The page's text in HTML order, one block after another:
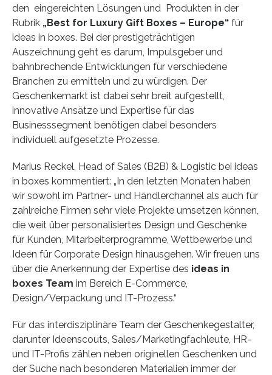
den eingereichten Lösungen und Produkten in der
Rubrik „Best for Luxury Gift Boxes – Europe“ für
ideas in boxes. Bei der prestigeträchtigen
Auszeichnung geht es darum, Impulsgeber und
bahnbrechende Entwicklungen für verschiedene
Branchen zu ermitteln und zu würdigen. Der
Geschenkemarkt ist dabei sehr breit aufgestellt,
innovative Ansätze und Expertise für das
Businesssegment benötigen dabei besonders
individuell aufgesetzte Prozesse.
Marius Reckel, Head of Sales (B2B) & Logistic bei ideas
in boxes kommentiert: „In den letzten Monaten haben
wir sowohl im Partner- und Händlerchannel als auch für
zahlreiche Firmen sehr viele Projekte umsetzen können,
die weit über personalisiertes Design und Geschenke
für Kunden, Mitarbeiterprogramme, Wettbewerbe und
Ideen für Corporate Design hinausgehen. Wir freuen uns
über die Anerkennung der Expertise des ideas in
boxes Team im Bereich E-Commerce,
Design/Verpackung und IT-Prozess.“
Für das interdisziplinäre Team der Geschenkegestalter,
darunter Ideenscouts, Sales/Marketingfachleute, HR-
und IT-Profis zählen neben originellen Geschenken und
der Suche nach besonderen Materialien immer der